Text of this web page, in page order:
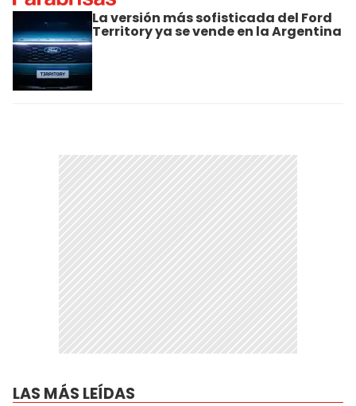
La versión más sofisticada del Ford
Territory ya se vende en la Argentina
LAS MÁS LEÍDAS